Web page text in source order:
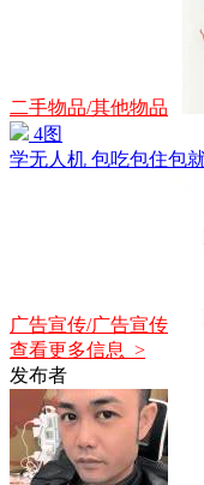
二手物品/其他物品
4图
学无人机 包吃包住包
广告宣传/广告宣传
查看更多信息 >
发布者